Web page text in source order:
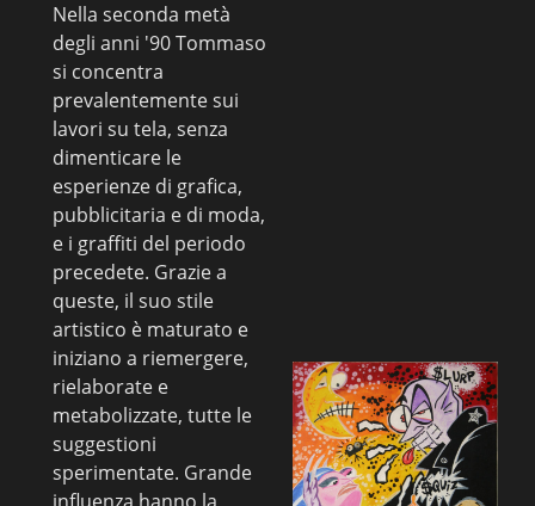
Nella seconda metà
degli anni '90 Tommaso
si concentra
prevalentemente sui
lavori su tela, senza
dimenticare le
esperienze di grafica,
pubblicitaria e di moda,
e i graffiti del periodo
precedete. Grazie a
queste, il suo stile
artistico è maturato e
iniziano a riemergere,
rielaborate e
metabolizzate, tutte le
suggestioni
sperimentate. Grande